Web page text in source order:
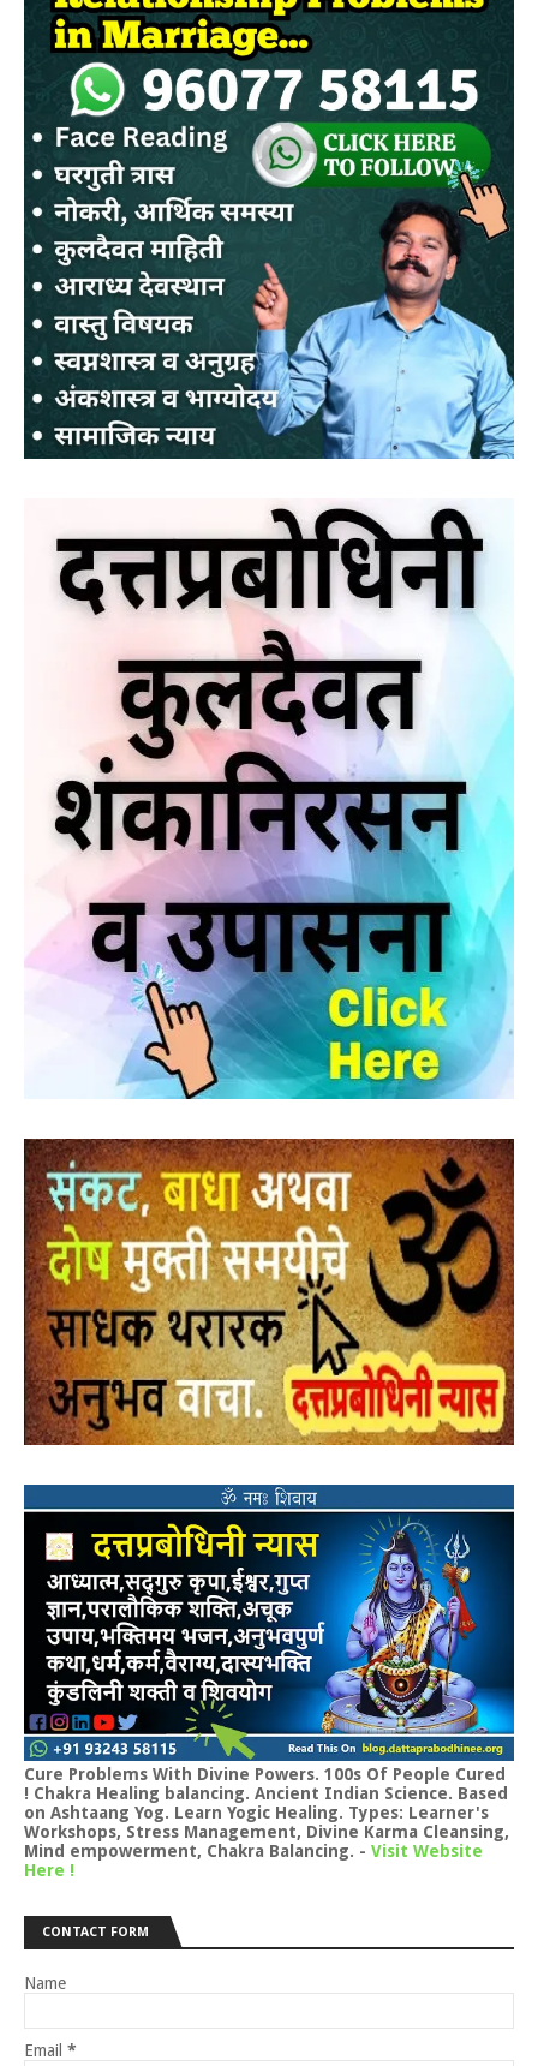
Cure Problems With Divine Powers. 100s Of People Cured
! Chakra Healing balancing. Ancient Indian Science. Based
on Ashtaang Yog. Learn Yogic Healing. Types: Learner's
Workshops, Stress Management, Divine Karma Cleansing,
Mind empowerment, Chakra Balancing. - Visit Website
Here !
CONTACT FORM
Name
Email *